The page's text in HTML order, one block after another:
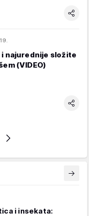
i najurednije složite
(VIDEO)
i insekata: